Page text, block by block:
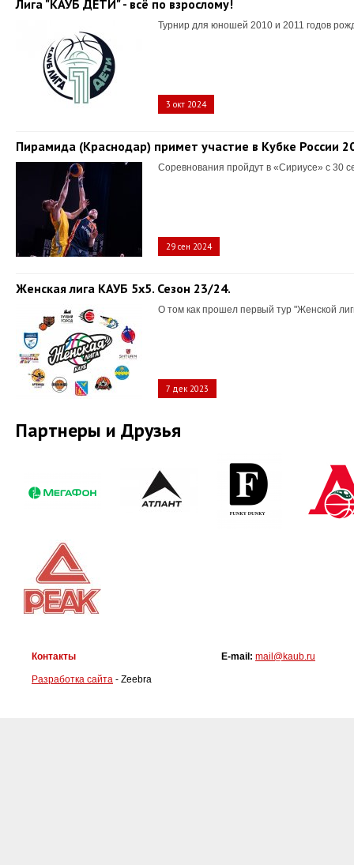
Лига "КАУБ ДЕТИ" - всё по взрослому!
Турнир для юношей 2010 и 2011 годов
3 окт 2024
Пирамида (Краснодар) примет участие в Кубке России
Соревнования пройдут в «Сириусе» с 30
29 сен 2024
Женская лига КАУБ 5х5. Сезон 23/24.
О том как прошел первый тур "Женской
7 дек 2023
Партнеры и Друзья
Контакты
Разработка сайта - Zeebra
E-mail: mail@kaub.ru